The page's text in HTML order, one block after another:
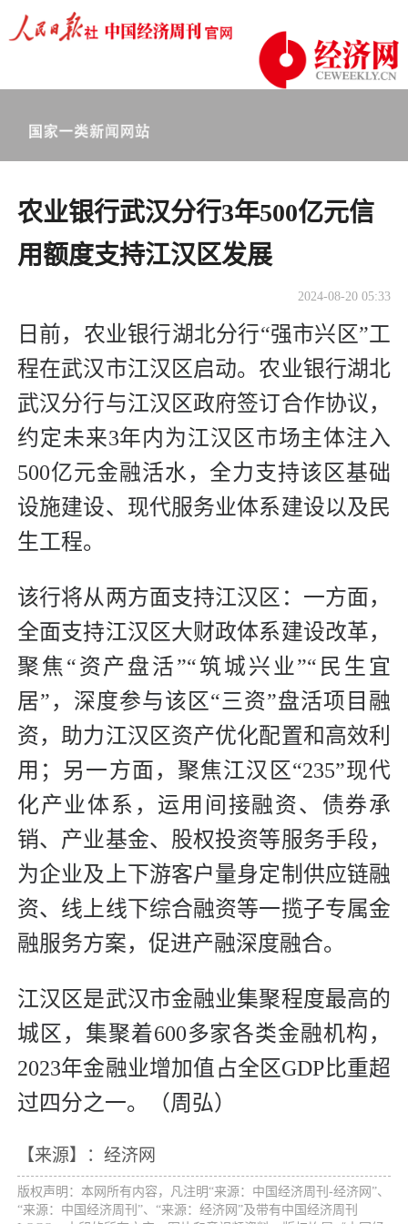
农业银行武汉分行3年500亿元信
用额度支持江汉区发展
2024-08-20 05:33
日前，农业银行湖北分行“强市兴区”工
程在武汉市江汉区启动。农业银行湖北
武汉分行与江汉区政府签订合作协议，
约定未来3年内为江汉区市场主体注入
500亿元金融活水，全力支持该区基础
设施建设、现代服务业体系建设以及民
生工程。
该行将从两方面支持江汉区：一方面，
全面支持江汉区大财政体系建设改革，
聚焦“资产盘活”“筑城兴业”“民生宜
居”，深度参与该区“三资”盘活项目融
资，助力江汉区资产优化配置和高效利
用；另一方面，聚焦江汉区“235”现代
化产业体系，运用间接融资、债券承
销、产业基金、股权投资等服务手段，
为企业及上下游客户量身定制供应链融
资、线上线下综合融资等一揽子专属金
融服务方案，促进产融深度融合。
江汉区是武汉市金融业集聚程度最高的
城区，集聚着600多家各类金融机构，
2023年金融业增加值占全区GDP比重超
过四分之一。（周弘）
【来源】：经济网
版权声明：本网所有内容，凡注明“来源：中国经济周刊-经济网”、
“来源：中国经济周刊”、“来源：经济网”及带有中国经济周刊